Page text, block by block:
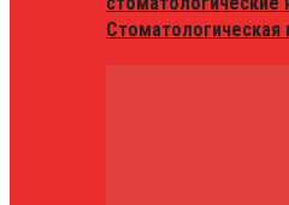
Стоматологическая